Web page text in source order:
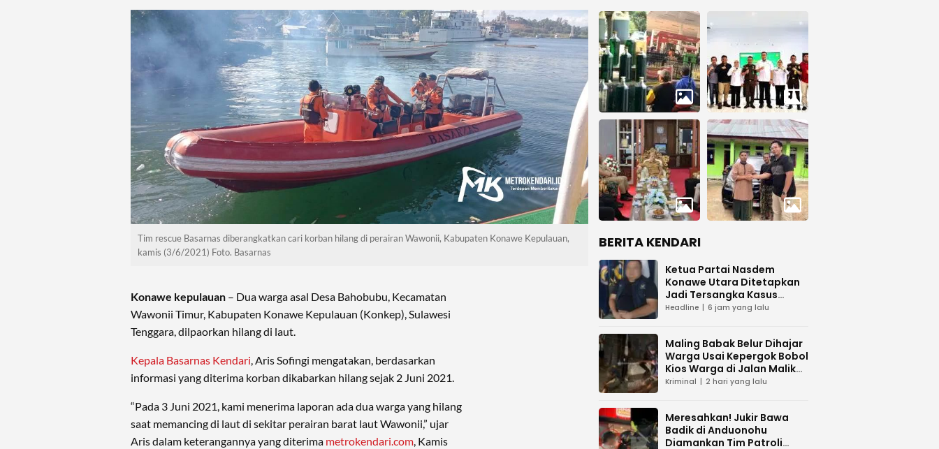
Tim rescue Basarnas diberangkatkan cari korban hilang di perairan Wawonii, Kabupaten Konawe Kepulauan,
kamis (3/6/2021) Foto. Basarnas
Konawe kepulauan – Dua warga asal Desa Bahobubu, Kecamatan
Wawonii Timur, Kabupaten Konawe Kepulauan (Konkep), Sulawesi
Tenggara, dilpaorkan hilang di laut.
Kepala Basarnas Kendari, Aris Sofingi mengatakan, berdasarkan
informasi yang diterima korban dikabarkan hilang sejak 2 Juni 2021.
“Pada 3 Juni 2021, kami menerima laporan ada dua warga yang hilang
saat memancing di laut di sekitar perairan barat laut Wawonii,” ujar
Aris dalam keterangannya yang diterima metrokendari.com, Kamis
BERITA KENDARI
Ketua Partai Nasdem
Konawe Utara Ditetapkan
Jadi Tersangka Kasus
Dugaan Penipuan
Headline 6 jam yang lalu
Maling Babak Belur Dihajar
Warga Usai Kepergok Bobol
Kios Warga di Jalan Malik
Raya Mandonga
Kriminal 2 hari yang lalu
Meresahkan! Jukir Bawa
Badik di Anduonohu
Diamankan Tim Patroli